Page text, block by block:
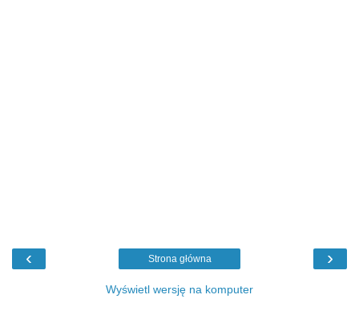
‹ ›
Strona główna
Wyświetl wersję na komputer